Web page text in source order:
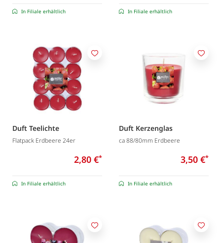
In Filiale erhältlich In Filiale erhältlich
Duft Teelichte
Flatpack Erdbeere 24er
2,80 €*
In Filiale erhältlich
Merken
Duft Kerzenglas
ca 88/80mm Erdbeere
3,50 €*
In Filiale erhältlich
Merken